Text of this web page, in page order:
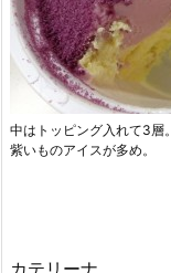
中はトッピング入れて3層。
紫いものアイスが多め。
カテリーナ